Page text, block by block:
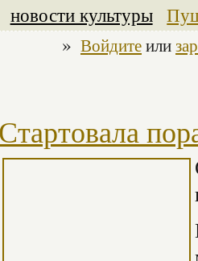
новости культуры
» Войдитеили
Стартовала